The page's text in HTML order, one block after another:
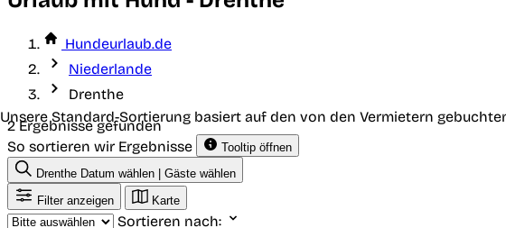
Hundeurlaub.de
Niederlande
Drenthe
2 Ergebnisse gefunden
So sortieren wir Ergebnisse
Tooltip öffnen
Unsere Standard-Sortierung basiert auf den von den Vermietern
Drenthe Datum wählen | Gäste wählen
Filter anzeigen
Karte
Sortieren nach: